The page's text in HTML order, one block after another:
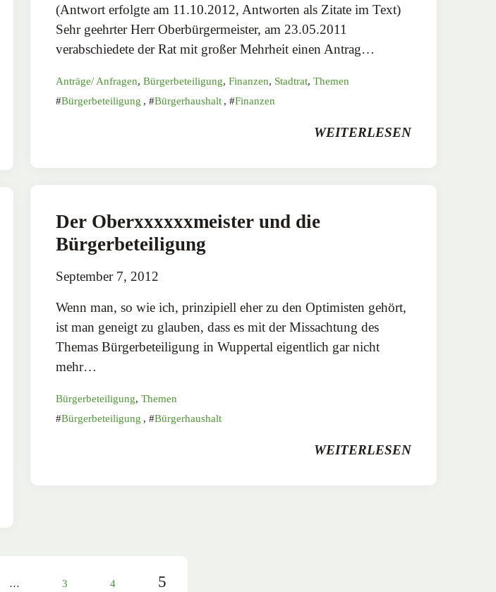
(Antwort erfolgte am 11.10.2012, Antworten als Zitate im Text)
Sehr geehrter Herr Oberbürgermeister, am 23.05.2011
verabschiedete der Rat mit großer Mehrheit einen Antrag…
Anträge/ Anfragen, Bürgerbeteiligung, Finanzen, Stadtrat, Themen
Bürgerbeteiligung , Bürgerhaushalt , Finanzen
WEITERLESEN
Der Oberxxxxxxmeister und die
Bürgerbeteiligung
September 7, 2012
Wenn man, so wie ich, prinzipiell eher zu den Optimisten gehört,
ist man geneigt zu glauben, dass es mit der Missachtung des
Themas Bürgerbeteiligung in Wuppertal eigentlich gar nicht
mehr…
Bürgerbeteiligung, Themen
Bürgerbeteiligung , Bürgerhaushalt
WEITERLESEN
… 3 4 5